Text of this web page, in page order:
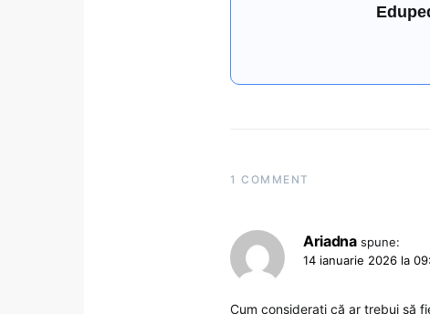
1 COMMENT
Ariadna spune:
14 ianuarie 2026 la
Cum considerați că ar trebui să